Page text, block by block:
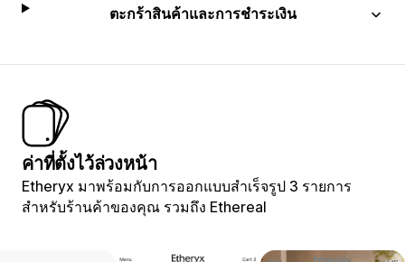
ตะกร้าสินค้าและการชำระเงิน
ค่าที่ตั้งไว้ล่วงหน้า
Etheryx มาพร้อมกับการออกแบบสำเร็จรูป 3 รายการ
สำหรับร้านค้าของคุณ รวมถึง Ethereal